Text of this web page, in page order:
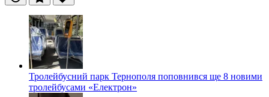
ОстанніПопулярні
Теги
Тролейбусний парк Тернополя поповнився ще 8 новими
тролейбусами «Електрон»